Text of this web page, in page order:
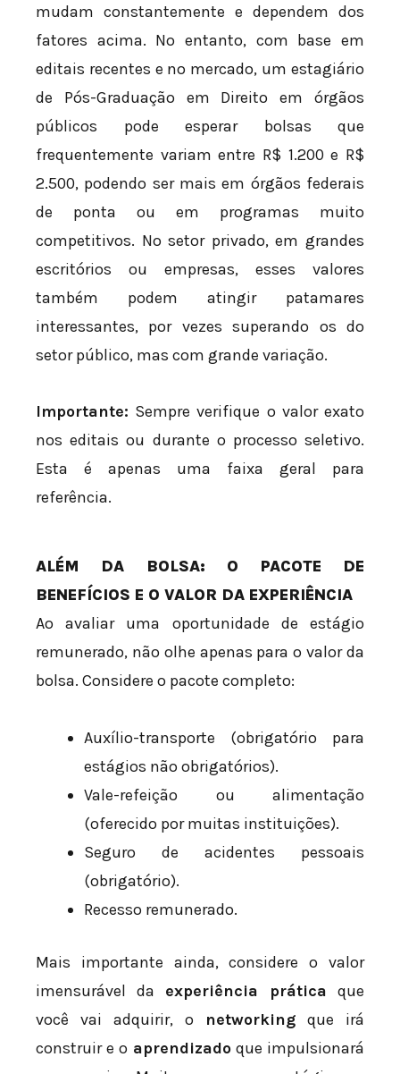
mudam constantemente e dependem dos
fatores acima. No entanto, com base em
editais recentes e no mercado, um estagiário
de Pós-Graduação em Direito em órgãos
públicos pode esperar bolsas que
frequentemente variam entre R$ 1.200 e R$
2.500, podendo ser mais em órgãos federais
de ponta ou em programas muito
competitivos. No setor privado, em grandes
escritórios ou empresas, esses valores
também podem atingir patamares
interessantes, por vezes superando os do
setor público, mas com grande variação.
Importante: Sempre verifique o valor exato
nos editais ou durante o processo seletivo.
Esta é apenas uma faixa geral para
referência.
ALÉM DA BOLSA: O PACOTE DE
BENEFÍCIOS E O VALOR DA EXPERIÊNCIA
Ao avaliar uma oportunidade de estágio
remunerado, não olhe apenas para o valor da
bolsa. Considere o pacote completo:
Auxílio-transporte (obrigatório para
estágios não obrigatórios).
Vale-refeição ou alimentação
(oferecido por muitas instituições).
Seguro de acidentes pessoais
(obrigatório).
Recesso remunerado.
Mais importante ainda, considere o valor
imensurável da experiência prática que
você vai adquirir, o networking que irá
construir e o aprendizadoque impulsionará